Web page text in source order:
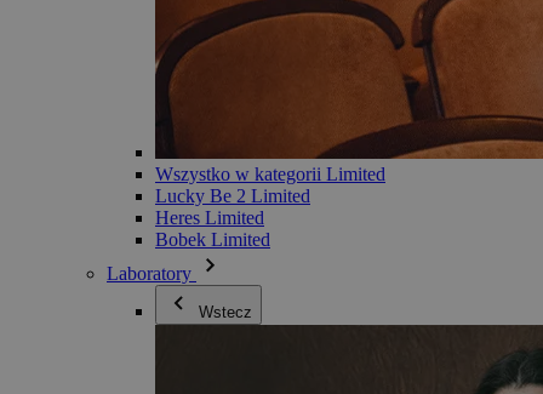
Wszystko w kategorii Limited
Lucky Be 2 Limited
Heres Limited
Bobek Limited
Laboratory
Wstecz